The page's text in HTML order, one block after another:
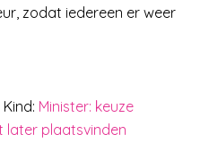
zodat iedereen er weer
Minister: keuze
later plaatsvinden